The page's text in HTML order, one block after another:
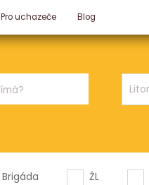
Pro uchazeče Blog
Brigáda ŽL